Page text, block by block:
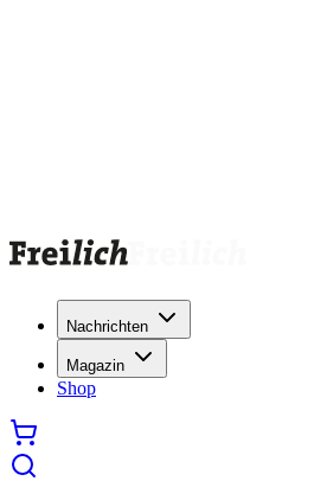
Nachrichten
Magazin
Shop